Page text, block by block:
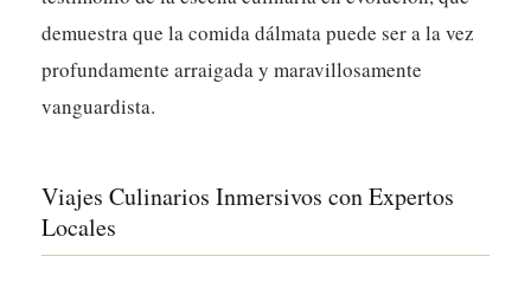
demuestra que la comida dálmata puede ser a la vez
profundamente arraigada y maravillosamente
vanguardista.
Viajes Culinarios Inmersivos con Expertos
Locales